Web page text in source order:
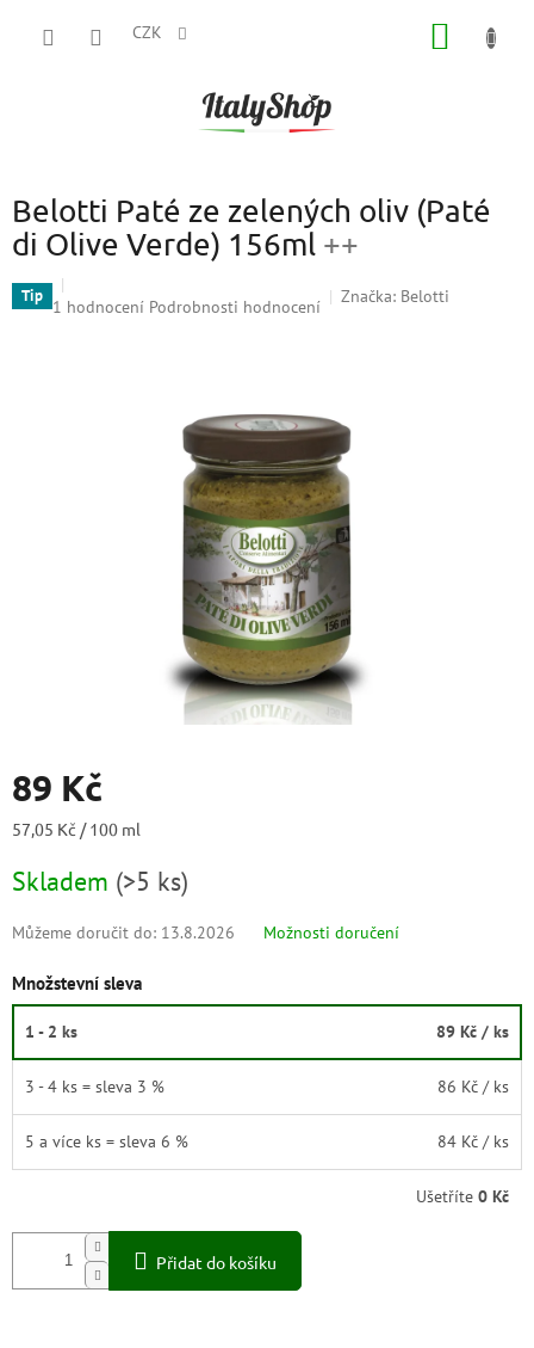
CZK
Belotti Paté ze zelených oliv (Paté
di Olive Verde) 156ml ++
Tip Průměrné
1 hodnocení Podrobnosti hodnocení
Značka: Belotti
89 Kč
Měrná
57,05 Kč / 100 ml
Skladem (>5 ks)
Můžeme doručit do: 13.8.2026 Možnosti doručení
Množstevní sleva
1 - 2 ks 89 Kč / ks
3 - 4 ks = sleva 3 % 86 Kč / ks
5 a více ks = sleva 6 % 84 Kč / ks
Ušetříte 0 Kč
Přidat do košíku